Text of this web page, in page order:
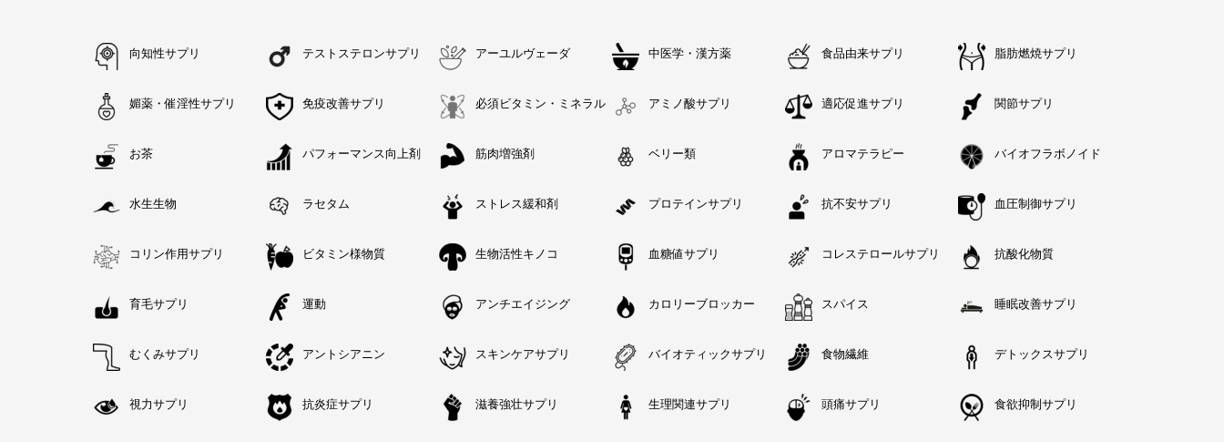
向知性サプリ テストステロンサプリ アーユルヴェーダ 中医学・漢方薬 食品由来サプリ 脂肪燃焼サプリ
媚薬・催淫性サプリ 免疫改善サプリ 必須ビタミン・ミネラル アミノ酸サプリ 適応促進サプリ 関節サプリ
お茶 パフォーマンス向上剤 筋肉増強剤 ベリー類 アロマテラピー バイオフラボノイド
水生生物 ラセタム ストレス緩和剤 プロテインサプリ 抗不安サプリ 血圧制御サプリ
コリン作用サプリ ビタミン様物質 生物活性キノコ 血糖値サプリ コレステロールサプリ 抗酸化物質
育毛サプリ 運動 アンチエイジング カロリーブロッカー スパイス 睡眠改善サプリ
むくみサプリ アントシアニン スキンケアサプリ バイオティックサプリ 食物繊維 デトックスサプリ
視力サプリ 抗炎症サプリ 滋養強壮サプリ 生理関連サプリ 頭痛サプリ 食欲抑制サプリ